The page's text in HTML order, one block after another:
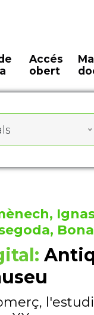
Accés
obert